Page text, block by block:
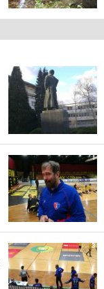
4
1
3